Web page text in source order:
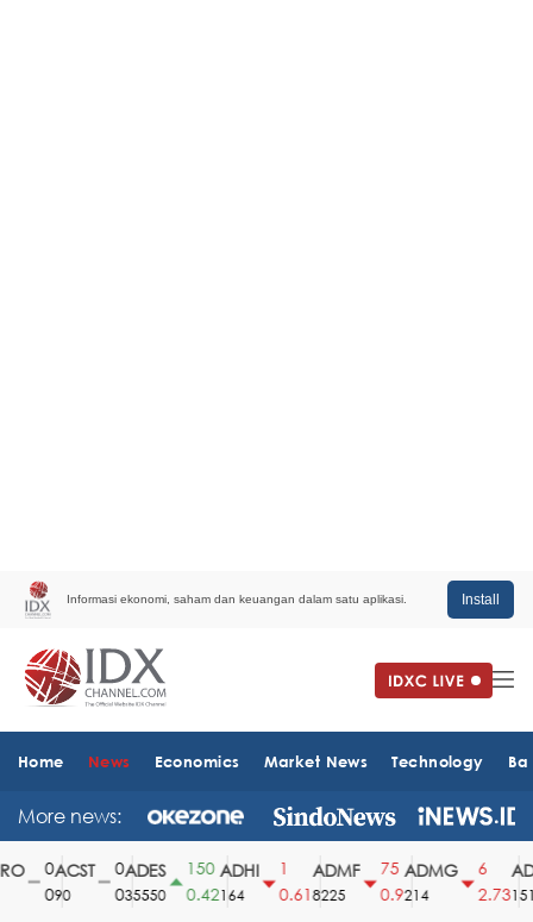
Informasi ekonomi, saham dan keuangan dalam satu aplikasi. Install
Home News Economics Market News Technology
More news:
ACST
90
ADES
35550
150
0.42
ADHI
164
0.61
ADMF
8225
75
0.9
ADMG
214
2.731510